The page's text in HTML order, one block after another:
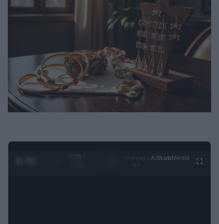
0:29 /
AdhubMedia